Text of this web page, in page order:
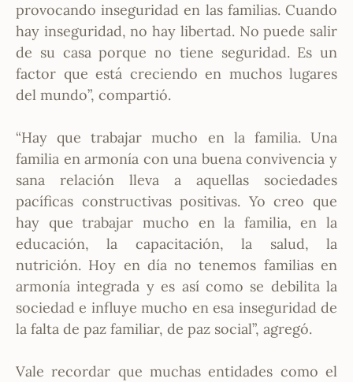
provocando inseguridad en las familias. Cuando
hay inseguridad, no hay libertad. No puede salir
de su casa porque no tiene seguridad. Es un
factor que está creciendo en muchos lugares
del mundo”, compartió.
“Hay que trabajar mucho en la familia. Una
familia en armonía con una buena convivencia y
sana relación lleva a aquellas sociedades
pacíficas constructivas positivas. Yo creo que
hay que trabajar mucho en la familia, en la
educación, la capacitación, la salud, la
nutrición. Hoy en día no tenemos familias en
armonía integrada y es así como se debilita la
sociedad e influye mucho en esa inseguridad de
la falta de paz familiar, de paz social”, agregó.
Vale recordar que muchas entidades como el